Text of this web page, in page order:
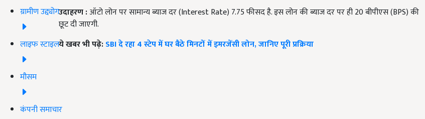
ग्रामीण उद्द्योग
लाइफ स्टाइल
मौसम
कंपनी समाचार
उदाहरण :ऑटो लोन पर सामान्य ब्याज दर (Interest Rate) 7.75 फीसद है. इस लोन की ब्याज दर पर ही 20 बीपीएस (BPS) की
छूट दी जाएगी.
ये खबर भी पढ़े:SBI दे रहा 4 स्टेप में घर बैठे मिनटों में इमरजेंसी लोन, जानिए पूरी प्रक्रिया